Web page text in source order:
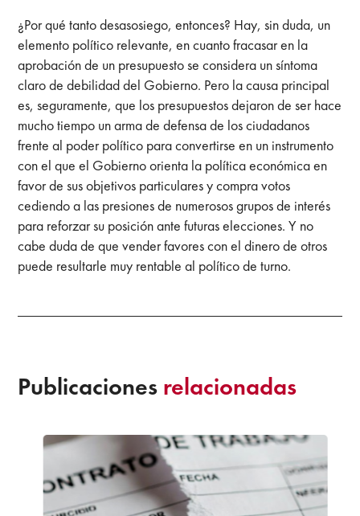
¿Por qué tanto desasosiego, entonces? Hay, sin duda, un
elemento político relevante, en cuanto fracasar en la
aprobación de un presupuesto se considera un síntoma
claro de debilidad del Gobierno. Pero la causa principal
es, seguramente, que los presupuestos dejaron de ser hace
mucho tiempo un arma de defensa de los ciudadanos
frente al poder político para convertirse en un instrumento
con el que el Gobierno orienta la política económica en
favor de sus objetivos particulares y compra votos
cediendo a las presiones de numerosos grupos de interés
para reforzar su posición ante futuras elecciones. Y no
cabe duda de que vender favores con el dinero de otros
puede resultarle muy rentable al político de turno.
Publicaciones relacionadas